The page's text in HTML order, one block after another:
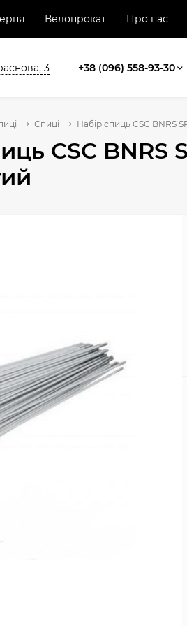
Велопрокат Про нас
3 +38 (096) 558-93-30
Спиці Набір спиць CSC BNRS
CSC BNRS